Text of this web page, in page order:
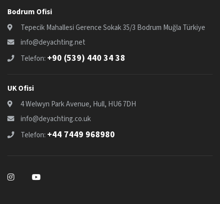
Bodrum Ofisi
Tepecik Mahallesi Gerence Sokak 35/3 Bodrum Muğla Türkiye
info@deyachting.net
Telefon: +90 (539) 440 34 38
UK Ofisi
4 Welwyn Park Avenue, Hull, HU6 7DH
info@deyachting.co.uk
Telefon: +44 7449 968980